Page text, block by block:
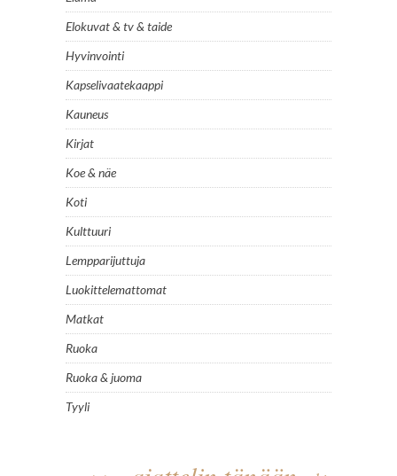
Elokuvat & tv & taide
Hyvinvointi
Kapselivaatekaappi
Kauneus
Kirjat
Koe & näe
Koti
Kulttuuri
Lempparijuttuja
Luokittelemattomat
Matkat
Ruoka
Ruoka & juoma
Tyyli